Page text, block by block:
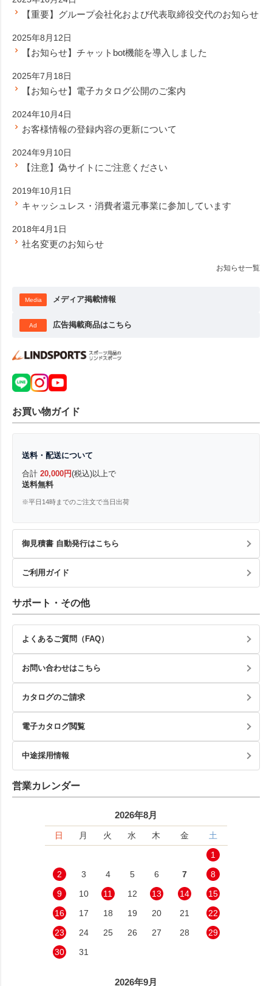
【重要】グループ会社化および代表取締役交代のお知らせ
2025年8月12日
【お知らせ】チャットbot機能を導入しました
2025年7月18日
【お知らせ】電子カタログ公開のご案内
2024年10月4日
お客様情報の登録内容の更新について
2024年9月10日
【注意】偽サイトにご注意ください
2019年10月1日
キャッシュレス・消費者還元事業に参加しています
2018年4月1日
社名変更のお知らせ
お知らせ一覧
Media メディア掲載情報
Ad 広告掲載商品はこちら
お買い物ガイド
送料・配送について
合計 20,000円(税込)以上で
送料無料
※平日14時までのご注文で当日出荷
御見積書 自動発行はこちら
ご利用ガイド
サポート・その他
よくあるご質問（FAQ）
お問い合わせはこちら
カタログのご請求
電子カタログ閲覧
中途採用情報
営業カレンダー
2026年8月
日 月 火 水 木 金
土
1
2
3 4 5 6 7
8
9
10 11 12 13 14
15
16
17 18 19 20 21
22
23
24 25 26 27 28
29
30
31
2026年9月